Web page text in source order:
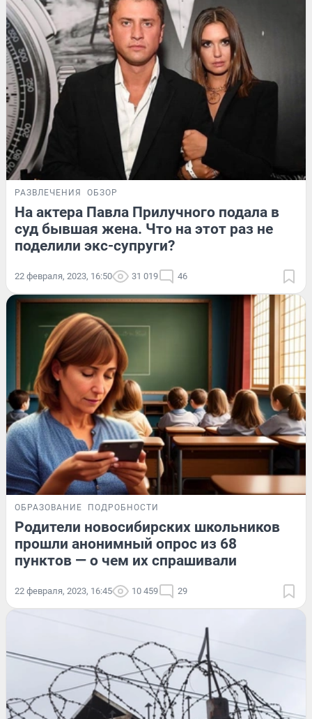
РАЗВЛЕЧЕНИЯ ОБЗОР
На актера Павла Прилучного подала в
суд бывшая жена. Что на этот раз не
поделили экс-супруги?
22 февраля, 2023, 16:50 31 019 46
ОБРАЗОВАНИЕ ПОДРОБНОСТИ
Родители новосибирских школьников
прошли анонимный опрос из 68
пунктов — о чем их спрашивали
22 февраля, 2023, 16:45 10 459 29